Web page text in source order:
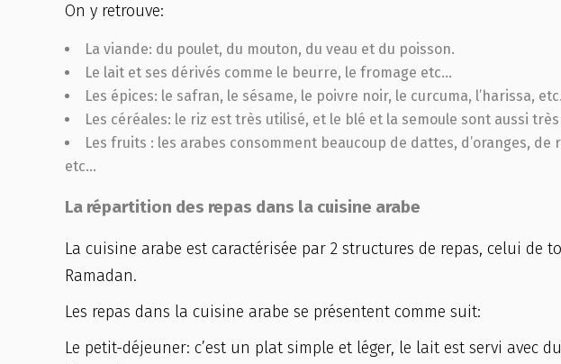
On y retrouve:
La viande: du poulet, du mouton, du veau et du poisson.
Le lait et ses dérivés comme le beurre, le fromage etc…
Les épices: le safran, le sésame, le poivre noir, le curcuma, l’harissa,
Les céréales: le riz est très utilisé, et le blé et la semoule sont aussi
Les fruits : les arabes consomment beaucoup de dattes, d’oranges,
etc…
La répartition des repas dans la cuisine arabe
La cuisine arabe est caractérisée par 2 structures de repas, celui de
Ramadan.
Les repas dans la cuisine arabe se présentent comme suit:
Le petit-déjeuner: c’est un plat simple et léger, le lait est servi avec